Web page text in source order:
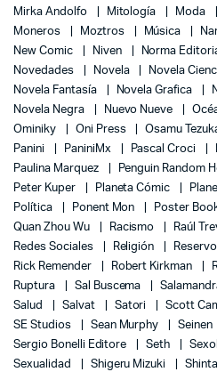
Mirka Andolfo
Mitología Moda
Moneros
Moztros Música
New Comic
Niven Norma
Novedades
Novela
Novela
Novela Fantasía
Novela Grafica
Novela Negra
Nuevo Nueve
Ominiky
Oni Press Osamu
Panini
PaniniMx Pascal Croci
Paulina Marquez
Penguin Random
Peter Kuper
Planeta Cómic
Política
Ponent Mon Poster
Quan Zhou Wu
Racismo Raúl
Redes Sociales
Religión
Rick Remender
Robert Kirkman
Ruptura
Sal Buscema
Salud
Salvat Satori Scott
SE Studios
Sean Murphy Seinen
Sergio Bonelli Editore
Seth
Sexualidad
Shigeru Mizuki